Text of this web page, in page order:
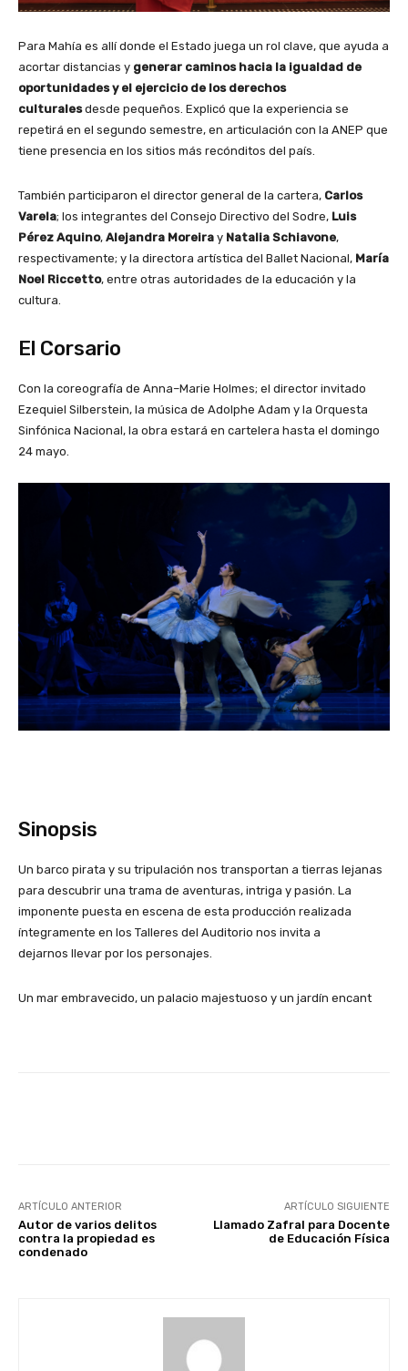
Para Mahía es allí donde el Estado juega un rol clave, que ayuda a
acortar distancias y generar caminos hacia la igualdad de
oportunidades y el ejercicio de los derechos
culturalesdesde pequeños. Explicó que la experiencia se
repetirá en el segundo semestre, en articulación con la ANEP que
tiene presencia en los sitios más recónditos del país.
También participaron el director general de la cartera, Carlos
Varela; los integrantes del Consejo Directivo del Sodre, Luis
Pérez Aquino, Alejandra Moreira y Natalia Schiavone,
respectivamente; y la directora artística del Ballet Nacional, María
Noel Riccetto, entre otras autoridades de la educación y la
cultura.
El Corsario
Con la coreografía de Anna–Marie Holmes; el director invitado
Ezequiel Silberstein, la música de Adolphe Adam y la Orquesta
Sinfónica Nacional, la obra estará en cartelera hasta el domingo
24 mayo.
Sinopsis
Un barco pirata y su tripulación nos transportan a tierras lejanas
para descubrir una trama de aventuras, intriga y pasión. La
imponente puesta en escena de esta producción realizada
íntegramente en los Talleres del Auditorio nos invita a
dejarnos llevar por los personajes.
Un mar embravecido, un palacio majestuoso y un jardín encant
ARTÍCULO ANTERIOR
Autor de varios delitos
contra la propiedad es
condenado
ARTÍCULO SIGUIENTE
Llamado Zafral para Docente
de Educación Física